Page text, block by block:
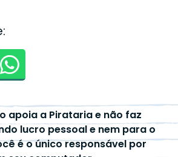
apoia a Pirataria e não faz
lucro pessoal e nem para o
é o único responsável por